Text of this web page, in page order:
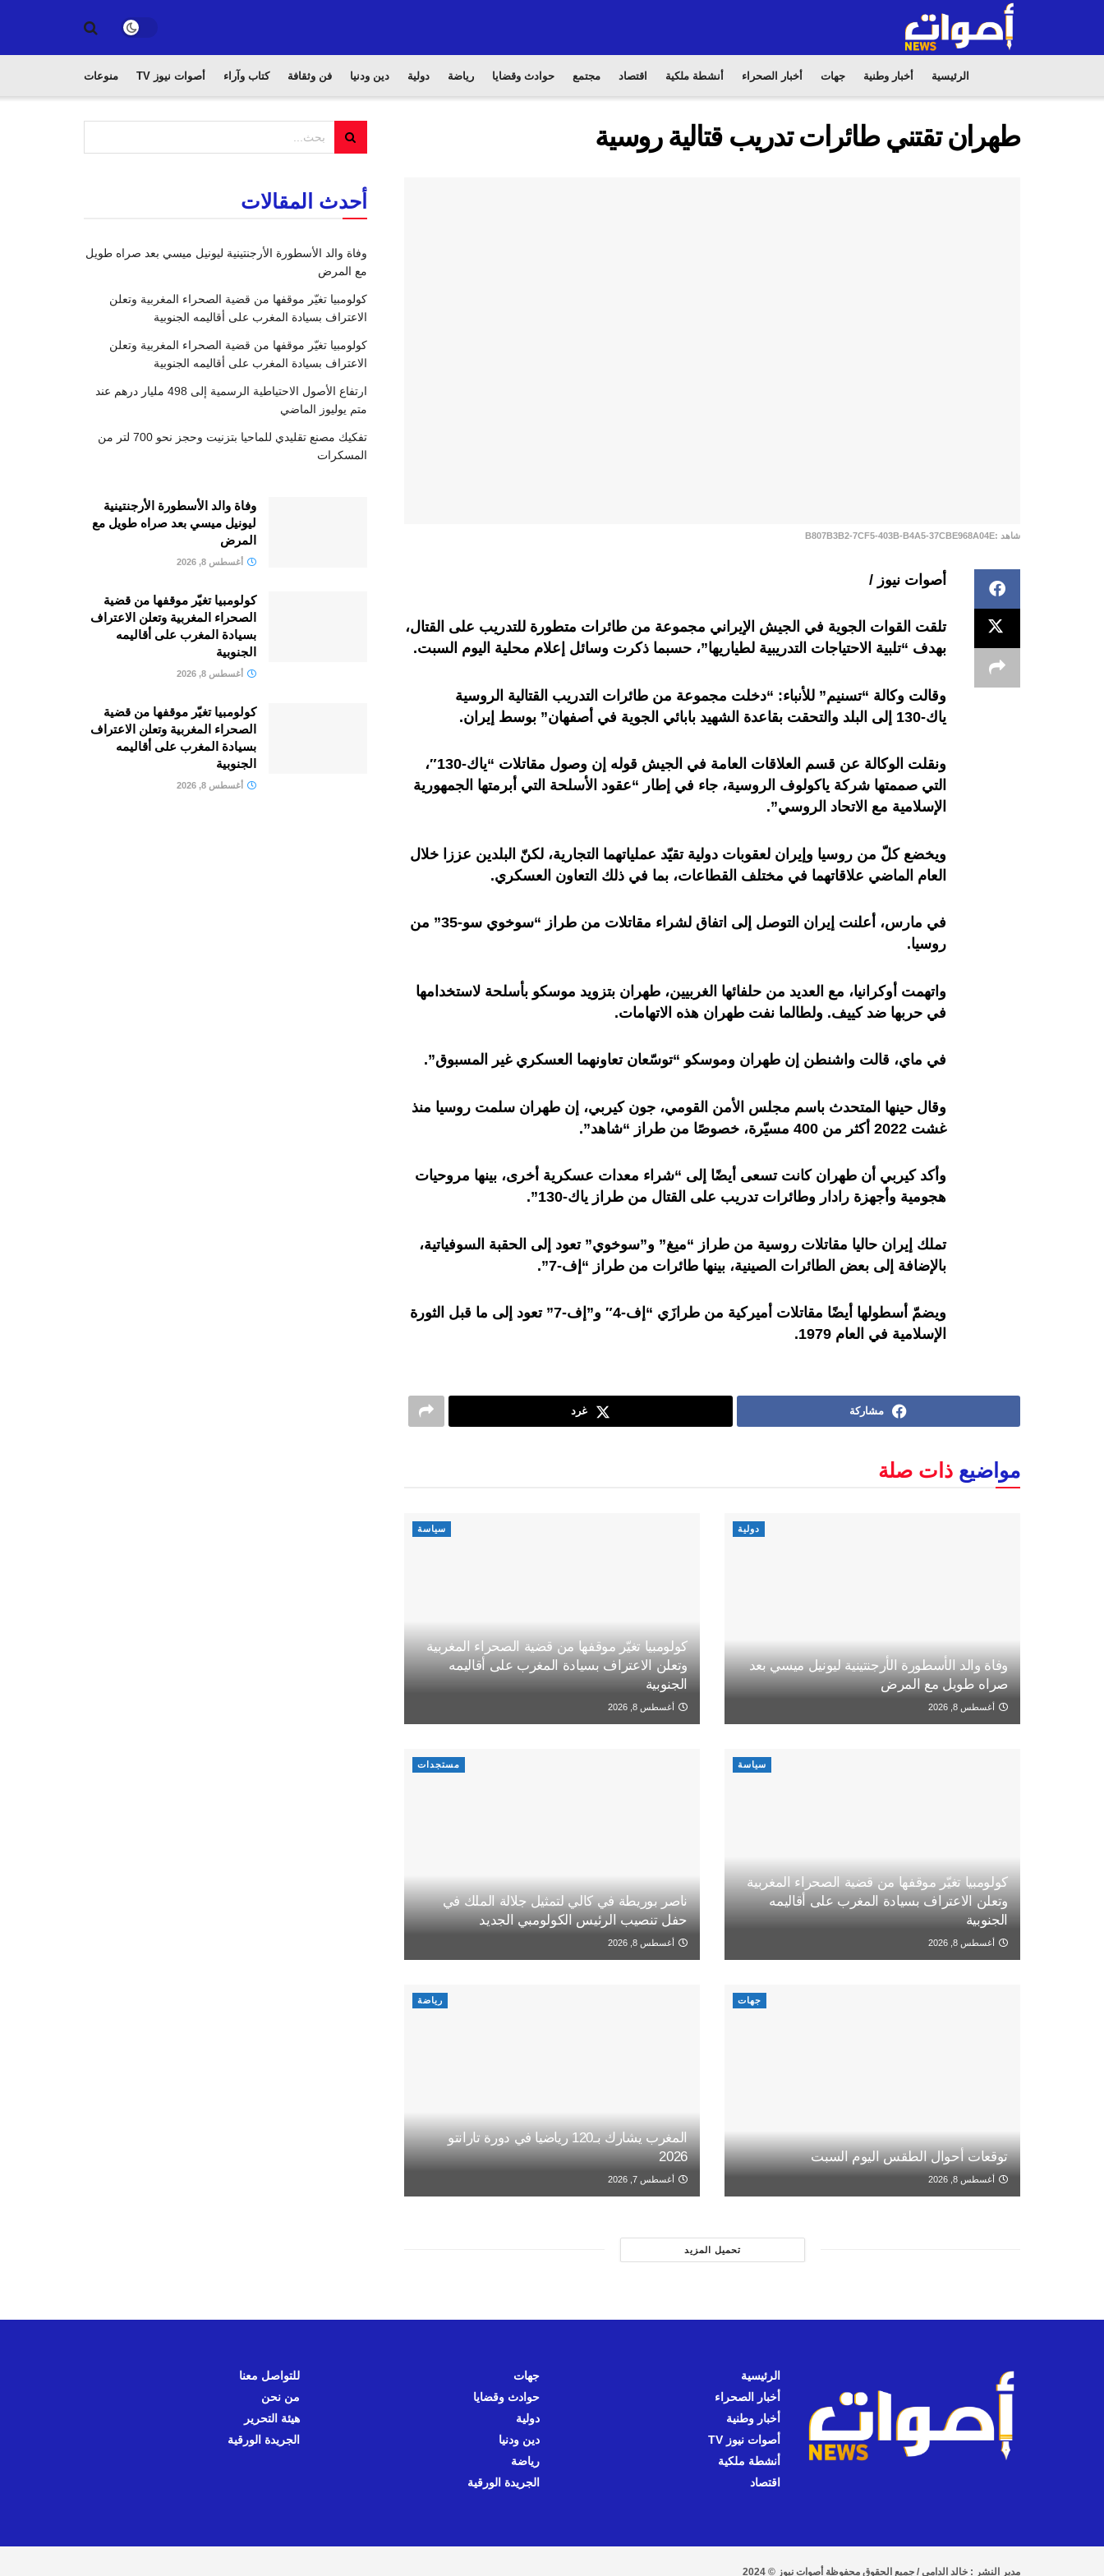
الرئيسية أخبار وطنية جهات أخبار الصحراء أنشطة ملكية اقتصاد مجتمع حوادث وقضايا رياضة دولية دين ودنيا فن وثقافة كتاب وآراء أصوات نيوز TV منوعات
طهران تقتني طائرات تدريب قتالية روسية
شاهد :B807B3B2-7CF5-403B-B4A5-37CBE968A04E
أصوات نيوز /
تلقت القوات الجوية في الجيش الإيراني مجموعة من طائرات متطورة للتدريب على القتال،
بهدف “تلبية الاحتياجات التدريبية لطياريها”، حسبما ذكرت وسائل إعلام محلية اليوم السبت.
وقالت وكالة “تسنيم” للأنباء: “دخلت مجموعة من طائرات التدريب القتالية الروسية
ياك-130 إلى البلد والتحقت بقاعدة الشهيد بابائي الجوية في أصفهان” بوسط إيران.
ونقلت الوكالة عن قسم العلاقات العامة في الجيش قوله إن وصول مقاتلات “ياك-130″،
التي صممتها شركة ياكولوف الروسية، جاء في إطار “عقود الأسلحة التي أبرمتها الجمهورية
الإسلامية مع الاتحاد الروسي”.
ويخضع كلّ من روسيا وإيران لعقوبات دولية تقيّد عملياتهما التجارية، لكنّ البلدين عززا خلال
العام الماضي علاقاتهما في مختلف القطاعات، بما في ذلك التعاون العسكري.
في مارس، أعلنت إيران التوصل إلى اتفاق لشراء مقاتلات من طراز “سوخوي سو-35” من
روسيا.
واتهمت أوكرانيا، مع العديد من حلفائها الغربيين، طهران بتزويد موسكو بأسلحة لاستخدامها
في حربها ضد كييف. ولطالما نفت طهران هذه الاتهامات.
في ماي، قالت واشنطن إن طهران وموسكو “توسّعان تعاونهما العسكري غير المسبوق”.
وقال حينها المتحدث باسم مجلس الأمن القومي، جون كيربي، إن طهران سلمت روسيا منذ
غشت 2022 أكثر من 400 مسيّرة، خصوصًا من طراز “شاهد”.
وأكد كيربي أن طهران كانت تسعى أيضًا إلى “شراء معدات عسكرية أخرى، بينها مروحيات
هجومية وأجهزة رادار وطائرات تدريب على القتال من طراز ياك-130”.
تملك إيران حاليا مقاتلات روسية من طراز “ميغ” و”سوخوي” تعود إلى الحقبة السوفياتية،
بالإضافة إلى بعض الطائرات الصينية، بينها طائرات من طراز “إف-7”.
ويضمّ أسطولها أيضًا مقاتلات أميركية من طرازَي “إف-4″ و”إف-7” تعود إلى ما قبل الثورة
الإسلامية في العام 1979.
مشاركة غرد
مواضيع ذات صلة
دولية
وفاة والد الأسطورة الأرجنتينية ليونيل ميسي بعد
صراه طويل مع المرض
أغسطس 8, 2026
سياسة
كولومبيا تغيّر موقفها من قضية الصحراء المغربية
وتعلن الاعتراف بسيادة المغرب على أقاليمه
الجنوبية
أغسطس 8, 2026
سياسة
كولومبيا تغيّر موقفها من قضية الصحراء المغربية
وتعلن الاعتراف بسيادة المغرب على أقاليمه
الجنوبية
أغسطس 8, 2026
مستجدات
ناصر بوريطة في كالي لتمثيل جلالة الملك في
حفل تنصيب الرئيس الكولومبي الجديد
أغسطس 8, 2026
جهات
توقعات أحوال الطقس اليوم السبت
أغسطس 8, 2026
رياضة
المغرب يشارك بـ120 رياضيا في دورة تارانتو
2026
أغسطس 7, 2026
تحميل المزيد
أحدث المقالات
وفاة والد الأسطورة الأرجنتينية ليونيل ميسي بعد صراه طويل
مع المرض
كولومبيا تغيّر موقفها من قضية الصحراء المغربية وتعلن
الاعتراف بسيادة المغرب على أقاليمه الجنوبية
كولومبيا تغيّر موقفها من قضية الصحراء المغربية وتعلن
الاعتراف بسيادة المغرب على أقاليمه الجنوبية
ارتفاع الأصول الاحتياطية الرسمية إلى 498 مليار درهم عند
متم يوليوز الماضي
تفكيك مصنع تقليدي للماحيا بتزنيت وحجز نحو 700 لتر من
المسكرات
وفاة والد الأسطورة الأرجنتينية
ليونيل ميسي بعد صراه طويل مع
المرض
أغسطس 8, 2026
كولومبيا تغيّر موقفها من قضية
الصحراء المغربية وتعلن الاعتراف
بسيادة المغرب على أقاليمه
الجنوبية
أغسطس 8, 2026
كولومبيا تغيّر موقفها من قضية
الصحراء المغربية وتعلن الاعتراف
بسيادة المغرب على أقاليمه
الجنوبية
أغسطس 8, 2026
الرئيسية
أخبار الصحراء
أخبار وطنية
أصوات نيوز TV
أنشطة ملكية
اقتصاد
جهات
حوادث وقضايا
دولية
دين ودنيا
رياضة
الجريدة الورقية
للتواصل معنا
من نحن
هيئة التحرير
الجريدة الورقية
مدير النشر : خالد الدامي / جميع الحقوق محفوظة أصوات نيوز © 2024